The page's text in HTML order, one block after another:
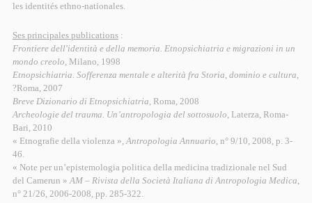
les identités ethno-nationales.
Ses principales publications:
Frontiere dell'identità e della memoria. Etnopsichiatria e migrazioni in un
mondo creolo, Milano, 1998
Etnopsichiatria. Sofferenza mentale e alterità fra Storia, dominio e cultura,
?Roma, 2007
Breve Dizionario di Etnopsichiatria, Roma, 2008
Archeologie del trauma. Un’antropologia del sottosuolo, Laterza, Roma-
Bari, 2010
« Etnografie della violenza »,Antropologia Annuario, n° 9/10, 2008, p. 3-
46.
« Note per un’epistemologia politica della medicina tradizionale nel Sud
del Camerun »AM – Rivista della Società Italiana di Antropologia Medica,
n° 21/26, 2006-2008, pp. 285-322.